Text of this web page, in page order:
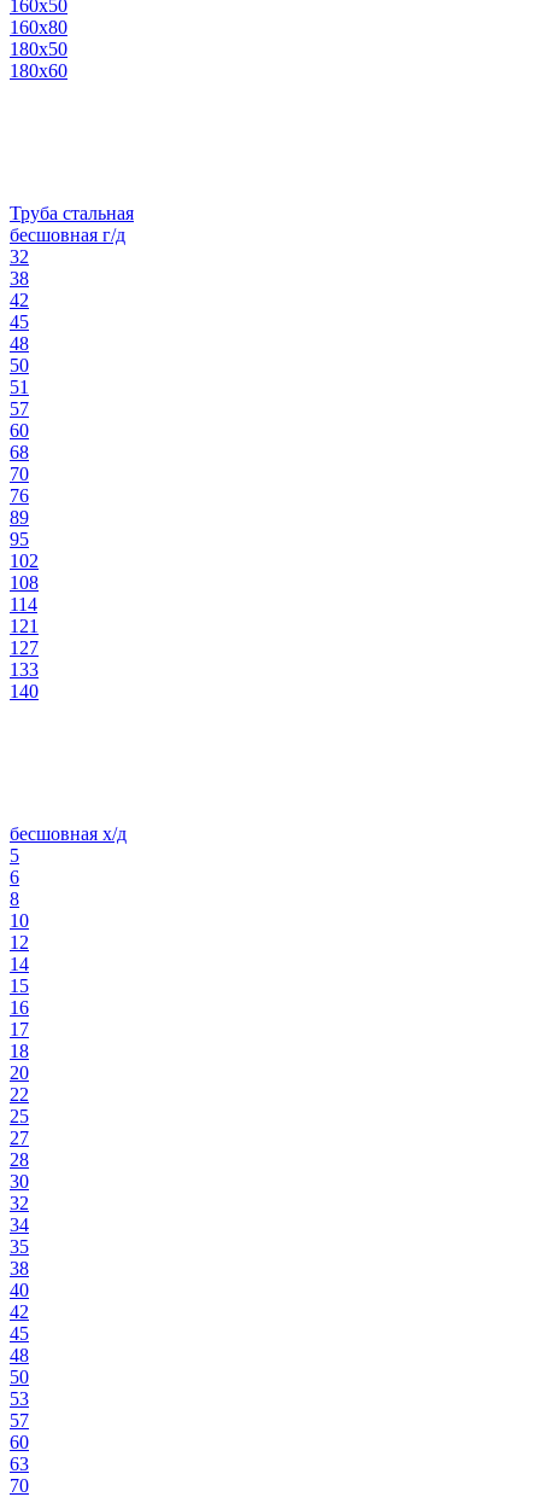
160х50
160х80
180х50
180х60
Труба стальная
бесшовная г/д
32
38
42
45
48
50
51
57
60
68
70
76
89
95
102
108
114
121
127
133
140
бесшовная х/д
5
6
8
10
12
14
15
16
17
18
20
22
25
27
28
30
32
34
35
38
40
42
45
48
50
53
57
60
63
70